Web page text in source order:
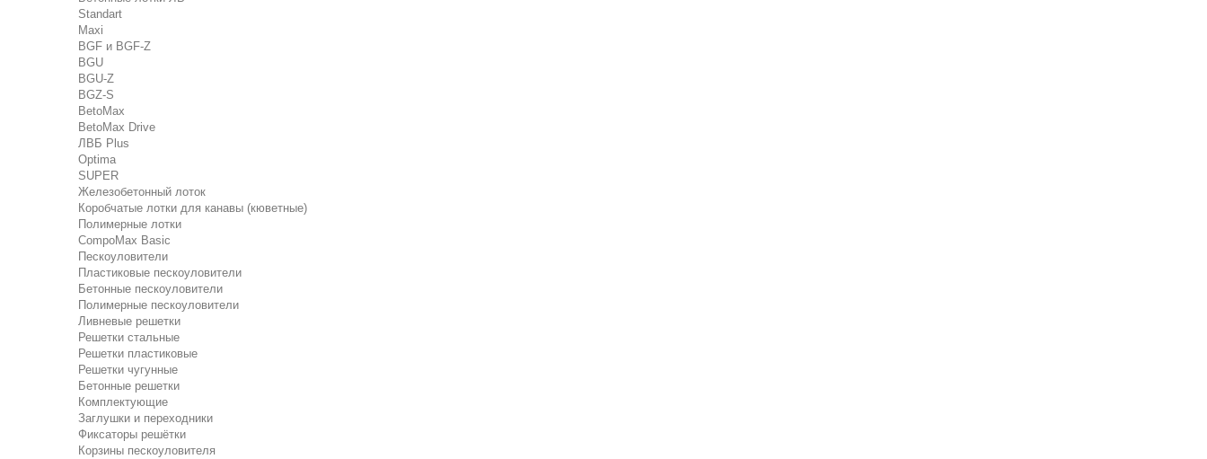
Standart
Maxi
BGF и BGF-Z
BGU
BGU-Z
BGZ-S
BetoMax
BetoMax Drive
ЛВБ Plus
Optima
SUPER
Железобетонный лоток
Коробчатые лотки для канавы (кюветные)
Полимерные лотки
CompoMax Basic
Пескоуловители
Пластиковые пескоуловители
Бетонные пескоуловители
Полимерные пескоуловители
Ливневые решетки
Решетки стальные
Решетки пластиковые
Решетки чугунные
Бетонные решетки
Комплектующие
Заглушки и переходники
Фиксаторы решётки
Корзины пескоуловителя